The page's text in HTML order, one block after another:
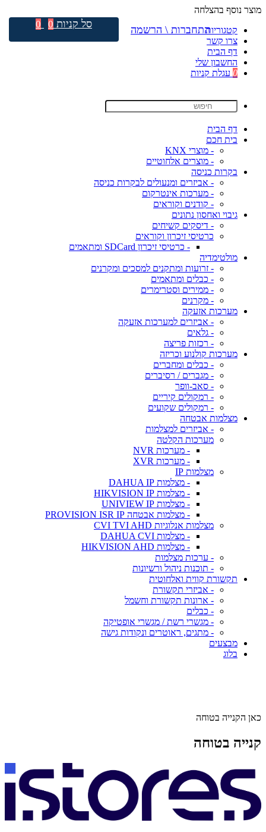
מוצר נוסף בהצלחה
קטגוריות
צרו קשר
דף הבית
החשבון שלי
0 עגלת קניות
דף הבית
בית חכם
- מוצרי KNX
- מוצרים אלחוטיים
בקרות כניסה
- אביזרים ומנעולים לבקרות כניסה
- מערכות אינטרקום
- קודנים וקוראים
גיבוי ואחסון נתונים
- דיסקים קשיחים
כרטיסי זיכרון וקוראים
- כרטיסי זיכרון SDCard ומתאמים
מולטימדיה
- זרועות ומתקנים למסכים ומקרנים
- כבלים ומתאמים
- ממירים וסטרימרים
- מקרנים
מערכות אזעקה
- אביזרים למערכות אזעקה
- גלאים
- רכזות פריצה
מערכות קולנוע וכריזה
- כבלים ומחברים
- מגברים / רסיברים
- סאב-וופר
- רמקולים קיריים
- רמקולים שקועים
מצלמות אבטחה
- אביזרים למצלמות
מערכות הקלטה
- מערכות NVR
- מערכות XVR
מצלמות IP
- מצלמות DAHUA IP
- מצלמות HIKVISION IP
- מצלמות UNIVIEW IP
- מצלמות אבטחה PROVISION ISR IP
מצלמות אנלוגיות CVI TVI AHD
- מצלמות DAHUA CVI
- מצלמות HIKVISION AHD
- ערכות מצלמות
- תוכנות ניהול ורשיונות
תקשורת קווית ואלחוטית
- אביזרי תקשורת
- ארונות תקשורת וחשמל
- כבלים
- מגשרי רשת / מגשרי אופטיקה
- מתגים, ראוטרים ונקודות גישה
מבצעים
בלוג
כאן הקנייה בטוחה
קנייה בטוחה
התחברות \ הרשמה סל קניות 0
0